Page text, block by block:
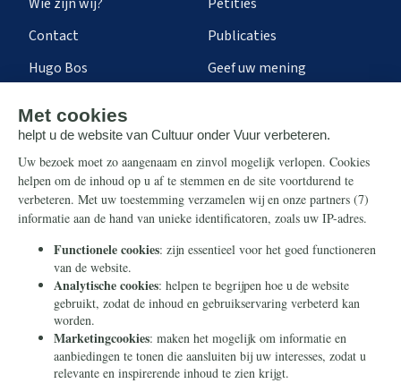
Contact
Hugo Bos
Publicaties
Geef uw mening
Steun ons
Nieuwsbrief
Eenmalig
Maandelijks
Periodiek
Nalaten
Zelf overschrijven
Info
Contact
Ontvang onze Telegram-
berichten